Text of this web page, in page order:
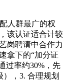
人群最广的权
该认证适合计较
岗聘请中合作力
拿下的“加分证
过率约30%，先
，3. 合理规划